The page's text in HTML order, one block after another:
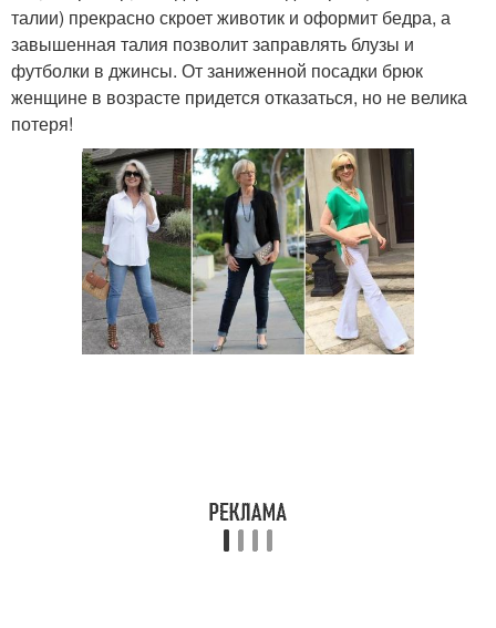
талии) прекрасно скроет животик и оформит бедра, а
завышенная талия позволит заправлять блузы и
футболки в джинсы. От заниженной посадки брюк
женщине в возрасте придется отказаться, но не велика
потеря!